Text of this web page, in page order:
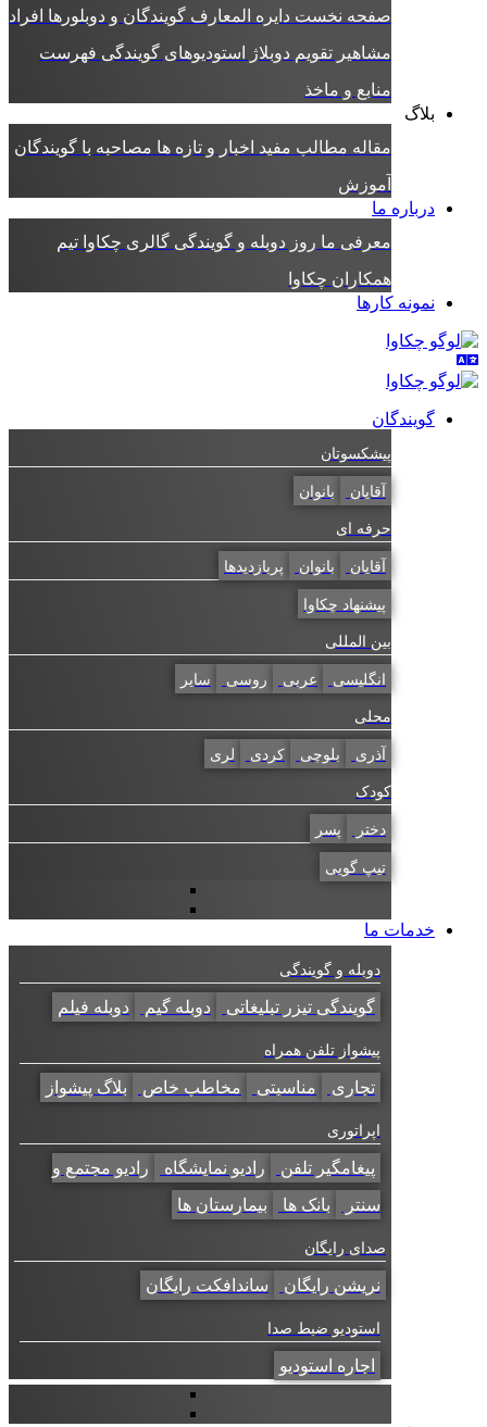
صفحه نخست دایره المعارفگویندگان و دوبلورهاافراد
مشاهیرتقویم دوبلاژاستودیوهای گویندگیفهرست
منابع و ماخذ
بلاگ
مقالهمطالب مفیداخبار و تازه ها مصاحبه با گویندگان
آموزش
درباره ما
معرفی ماروز دوبله و گویندگیگالری چکاواتیم
همکاران چکاوا
نمونه کارها
گویندگان
پیشکسوتان
بانوان
حرفه ای
بانوان پربازدیدها
پیشنهاد چکاوا
بین المللی
انگلیسی عربی روسی سایر
محلی
بلوچی کردی لری
کودک
پسر
تیپ گویی
خدمات ما
دوبله و گویندگی
گویندگی تیزر تبلیغاتی دوبله گیم دوبله فیلم
پیشواز تلفن همراه
تجاری مناسبتی مخاطب خاص بلاگ پیشواز
اپراتوری
پیغامگیر تلفن رادیو نمایشگاه رادیو مجتمع و
سنتر بانک ها بیمارستان ها
صدای رایگان
نریشن رایگان ساندافکت رایگان
استودیو ضبط صدا
اجاره استودیو